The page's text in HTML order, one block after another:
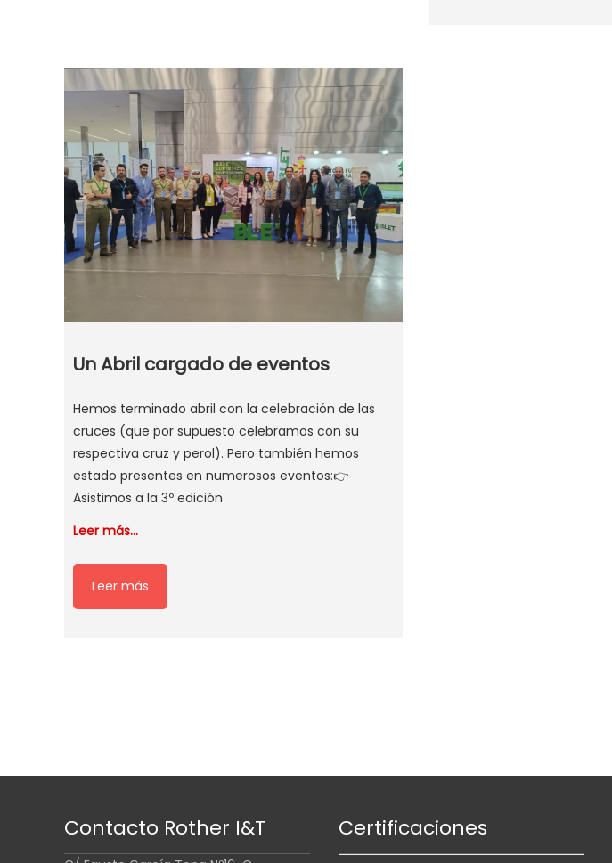
Un Abril cargado de eventos
Hemos terminado abril con la celebración de las
cruces (que por supuesto celebramos con su
respectiva cruz y perol). Pero también hemos
estado presentes en numerosos eventos:👉
Asistimos a la 3º edición
Leer más…
Leer más
Contacto Rother I&T Certificaciones